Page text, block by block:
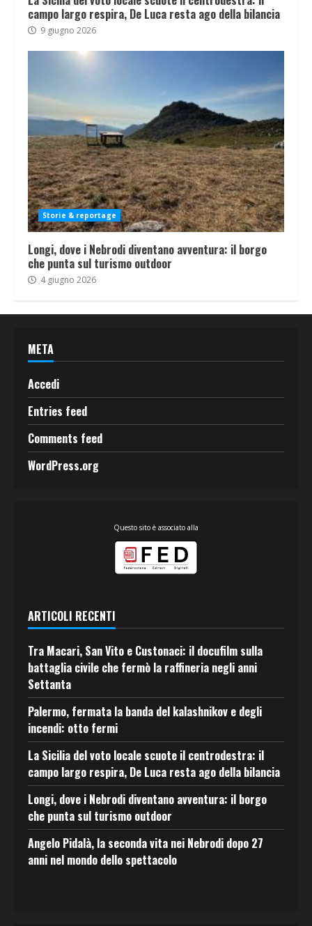
campo largo respira, De Luca resta ago della bilancia
9 giugno 2026
Storie & reportage
Longi, dove i Nebrodi diventano avventura: il borgo
che punta sul turismo outdoor
4 giugno 2026
META
Accedi
Entries feed
Comments feed
WordPress.org
Questo sito è associato alla
ARTICOLI RECENTI
Tra Macari, San Vito e Custonaci: il docufilm sulla
battaglia civile che fermò la raffineria negli anni
Settanta
Palermo, fermata la banda del kalashnikov e degli
incendi: otto fermi
La Sicilia del voto locale scuote il centrodestra: il
campo largo respira, De Luca resta ago della bilancia
Longi, dove i Nebrodi diventano avventura: il borgo
che punta sul turismo outdoor
Angelo Pidalà, la seconda vita nei Nebrodi dopo 27
anni nel mondo dello spettacolo